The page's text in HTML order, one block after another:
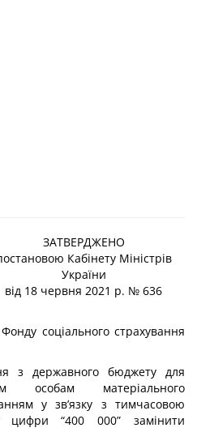
ЗАТВЕРДЖЕНО
Кабінету Міністрів
України
від 18 червня 2021 р. № 636
соціального страхування
з державного бюджету для
особам матеріального
у зв’язку з тимчасовою
цифри “400 000” замінити